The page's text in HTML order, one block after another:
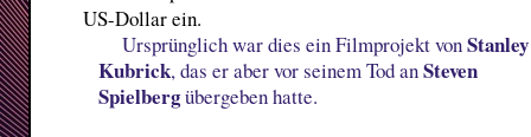
US-Dollar ein.
Ursprünglich war dies ein Filmprojekt vonStanley
Kubrick, das er aber vor seinem Tod anSteven
Spielbergübergeben hatte.